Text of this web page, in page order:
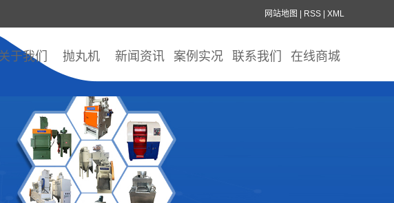
网站地图 RSS XML
于我们 抛丸机 新闻资讯 案例实况 联系我们 在线商城